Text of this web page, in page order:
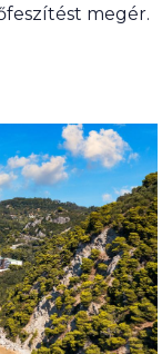
megér.